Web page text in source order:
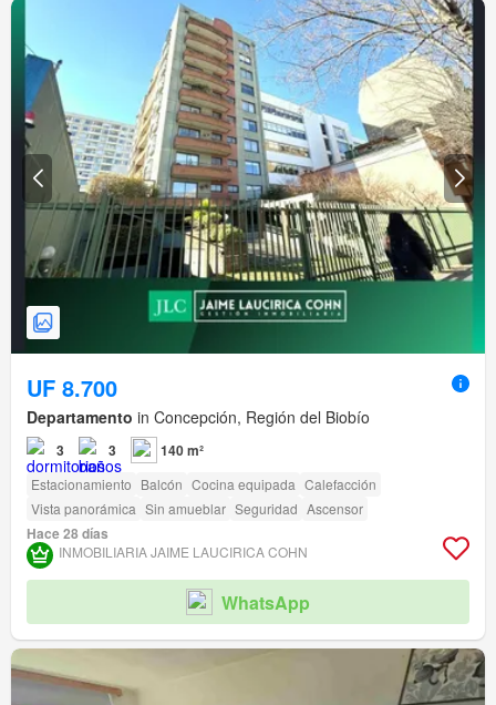
UF 8.700
Departamento in Concepción, Región del Biobío
3 3 140 m²
Estacionamiento Balcón Cocina equipada Calefacción
Vista panorámica Sin amueblar Seguridad Ascensor
Hace 28 días
INMOBILIARIA JAIME LAUCIRICA COHN
WhatsApp